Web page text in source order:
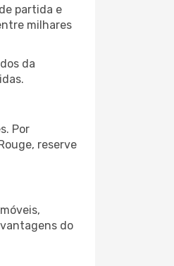
partida e
milhares
da
Por
reserve
do